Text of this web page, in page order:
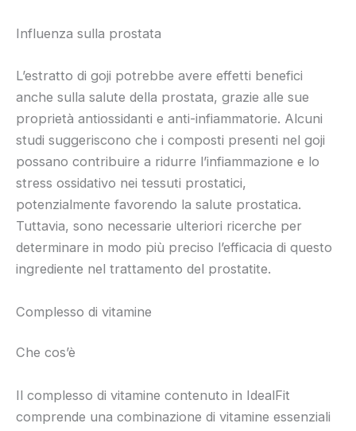
Influenza sulla prostata
L’estratto di goji potrebbe avere effetti benefici
anche sulla salute della prostata, grazie alle sue
proprietà antiossidanti e anti-infiammatorie. Alcuni
studi suggeriscono che i composti presenti nel goji
possano contribuire a ridurre l’infiammazione e lo
stress ossidativo nei tessuti prostatici,
potenzialmente favorendo la salute prostatica.
Tuttavia, sono necessarie ulteriori ricerche per
determinare in modo più preciso l’efficacia di questo
ingrediente nel trattamento del prostatite.
Complesso di vitamine
Che cos’è
Il complesso di vitamine contenuto in IdealFit
comprende una combinazione di vitamine essenziali